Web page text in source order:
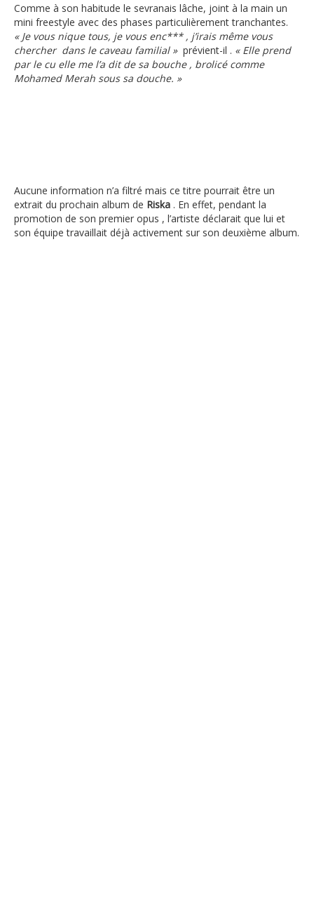
Comme à son habitude le sevranais lâche, joint à la main un
mini freestyle avec des phases particulièrement tranchantes.
« Je vous nique tous, je vous enc*** , j’irais même vous
chercher dans le caveau familial »prévient-il . « Elle prend
par le cu elle me l’a dit de sa bouche , brolicé comme
Mohamed Merah sous sa douche. »
Aucune information n’a filtré mais ce titre pourrait être un
extrait du prochain album de Riska . En effet, pendant la
promotion de son premier opus , l’artiste déclarait que lui et
son équipe travaillait déjà activement sur son deuxième album.